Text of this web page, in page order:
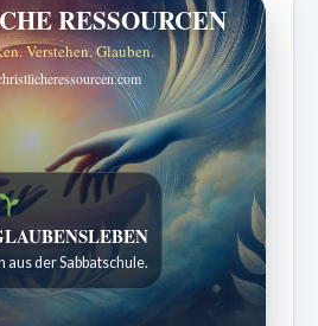
RESSOURCEN
Verstehen. Glauben.
aus der Sabbatschule.